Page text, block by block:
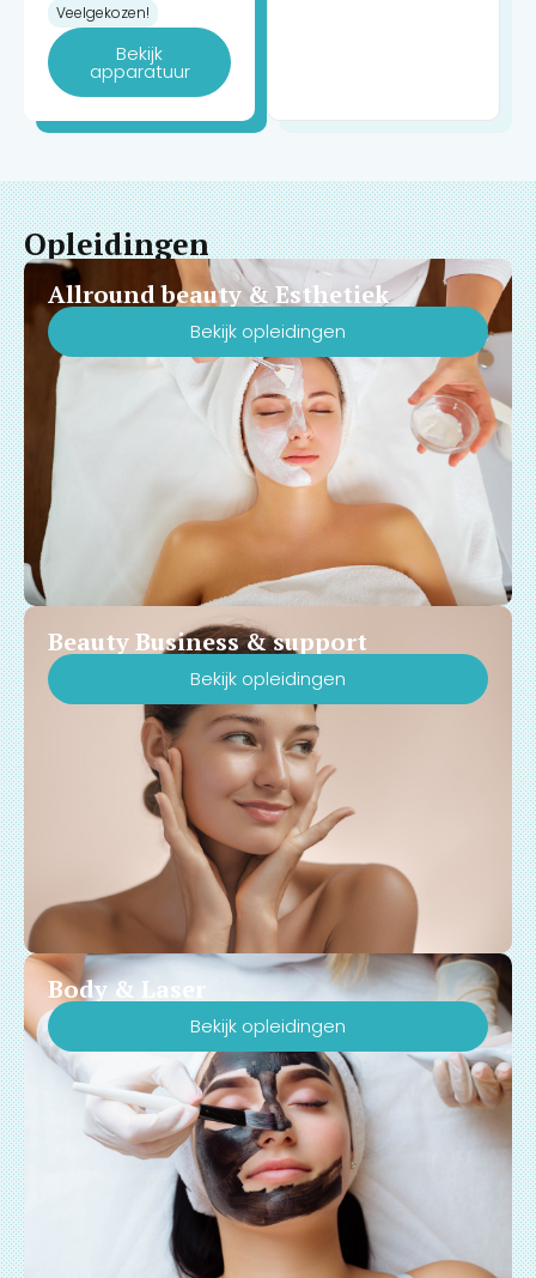
Veelgekozen!
Bekijk
apparatuur
Opleidingen
Allround beauty & Esthetiek
Bekijk opleidingen
Beauty Business & support
Bekijk opleidingen
Body & Laser
Bekijk opleidingen